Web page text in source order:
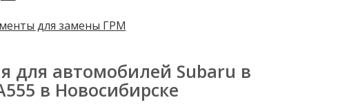
для замены ГРМ
для автомобилей Subaru в
в Новосибирске